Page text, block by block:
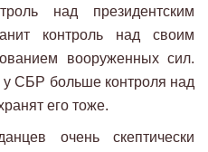
над президентским
контроль над своим
вооруженных сил.
у СБР больше контроля над
его тоже.
очень скептически